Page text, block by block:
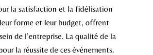
la satisfaction et la fidélisation
forme et leur budget, offrent
de l’entreprise. La qualité de la
la réussite de ces événements.